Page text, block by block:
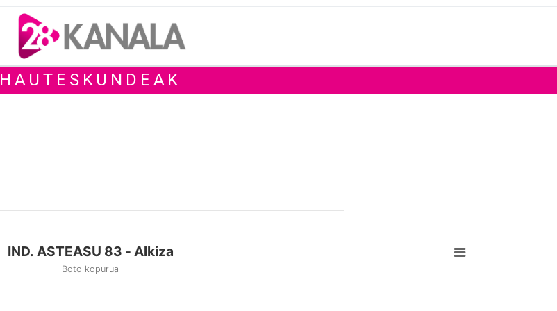
HAUTESKUNDEAK
IND. ASTEASU 83 - Alkiza
Boto kopurua